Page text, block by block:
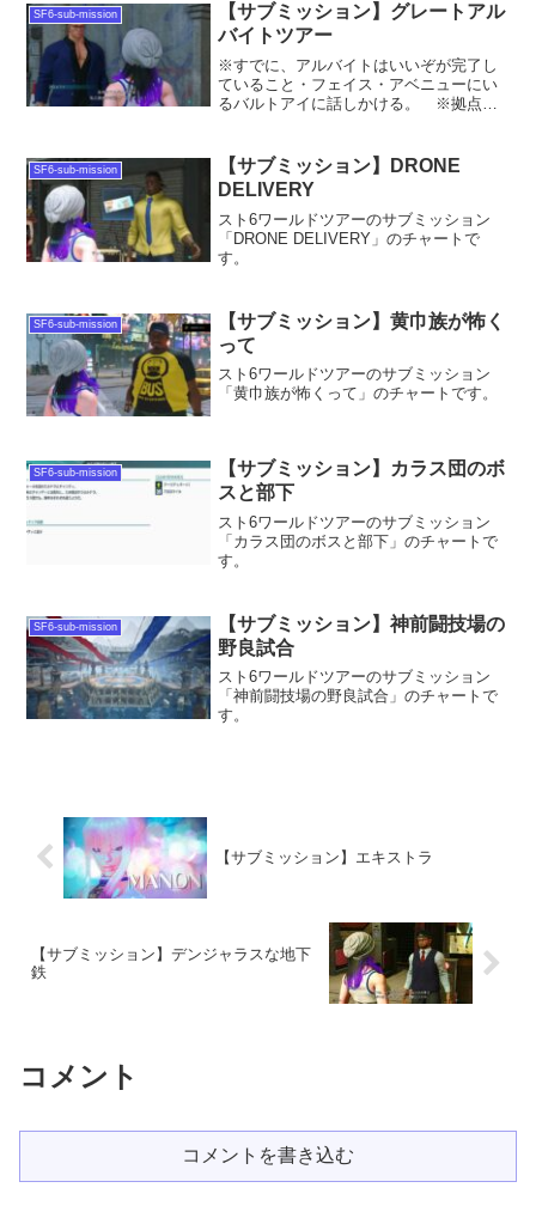
SF6-sub-mission
【サブミッション】グレートアル
バイトツアー
※すでに、アルバイトはいいぞが完了し
ていること・フェイス・アベニューにい
るバルトアイに話しかける。 ※拠点の
ミングが異なる・アルバイトが終わった
ら、フェ...
SF6-sub-mission
【サブミッション】DRONE
DELIVERY
スト6ワールドツアーのサブミッション
「DRONE DELIVERY」のチャートで
す。
SF6-sub-mission
【サブミッション】黄巾族が怖く
って
スト6ワールドツアーのサブミッション
「黄巾族が怖くって」のチャートです。
SF6-sub-mission
【サブミッション】カラス団のボ
スと部下
スト6ワールドツアーのサブミッション
「カラス団のボスと部下」のチャートで
す。
SF6-sub-mission
【サブミッション】神前闘技場の
野良試合
スト6ワールドツアーのサブミッション
「神前闘技場の野良試合」のチャートで
す。
【サブミッション】エキストラ
【サブミッション】デンジャラスな地下
鉄
コメント
コメントを書き込む